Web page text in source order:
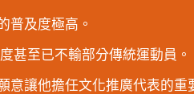
普及度極高。
甚至已不輸部分傳統運動員。
意讓他擔任文化推廣代表的重